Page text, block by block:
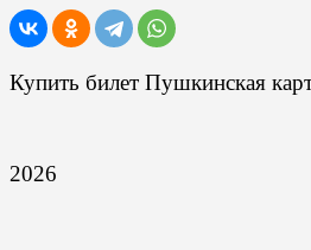
Купить билет Пушкинская
2026